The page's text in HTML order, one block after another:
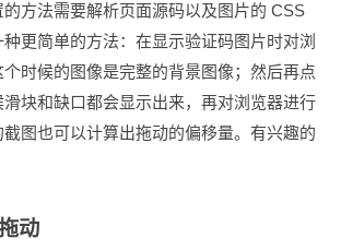
方法需要解析页面源码以及图片的 CSS
更简单的方法：在显示验证码图片时对浏
时候的图像是完整的背景图像；然后再点
块和缺口都会显示出来，再对浏览器进行
图也可以计算出拖动的偏移量。有兴趣的
动